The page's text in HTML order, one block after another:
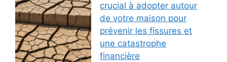
crucial à adopter autour
de votre maison pour
prévenir les fissures et
une catastrophe
financière